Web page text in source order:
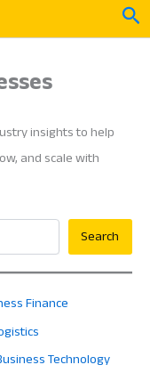
insights to help
and scale with
Search
Finance
Technology